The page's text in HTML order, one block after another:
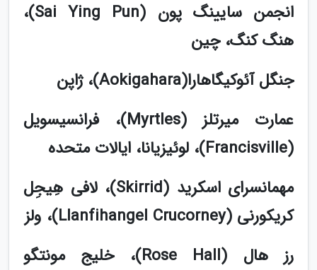
انجمن سایینگ پون (Sai Ying Pun)،
هنگ کنگ، چین
جنگل آئوکیگاهارا(Aokigahara)، ژاپن
عمارت میرتلز (Myrtles)، فرانسیسویل
(Francisville)، لوئیزیانا، ایالات متحده
مهمانسرای اسکرید (Skirrid)، لافی هِیجِل
کریکورنی (Llanfihangel Crucorney)، ولز
رز هال (Rose Hall)، خلیج مونتگو